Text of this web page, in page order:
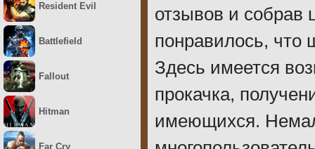
отзывов и
понравилось, что
Здесь имеется
прокачка,
имеющихся.
Resident Evil
Battlefield
Fallout
Hitman
Far Cry